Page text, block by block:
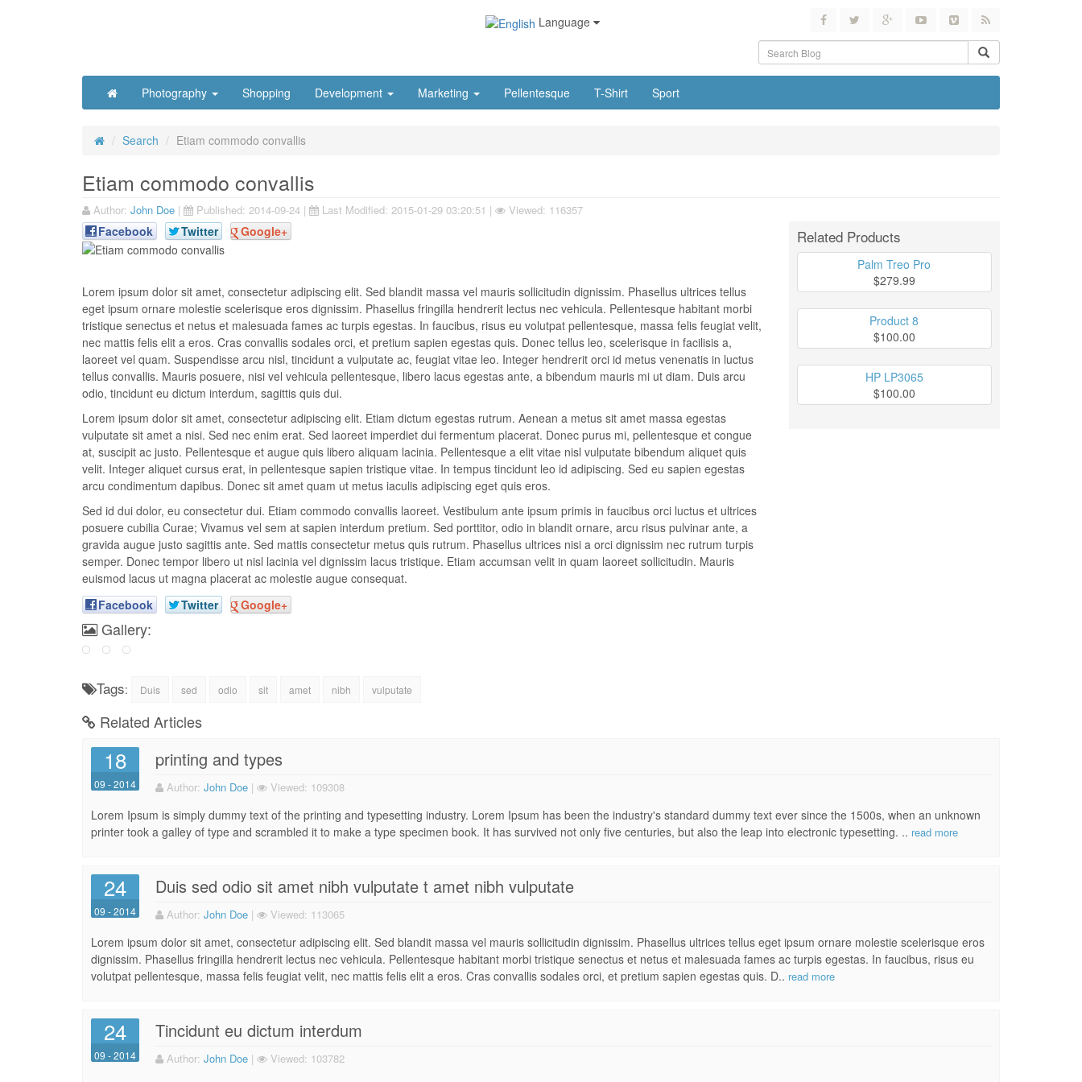
Language
Photography Shopping Development Marketing Pellentesque T-Shirt Sport
Search Etiam commodo convallis
Etiam commodo convallis
Author: John Doe | Published: 2014-09-24 | Last Modified: 2015-01-29 03:20:51 | Viewed: 116357
Facebook Twitter Google+
Lorem ipsum dolor sit amet, consectetur adipiscing elit. Sed blandit massa vel mauris sollicitudin dignissim. Phasellus ultrices tellus
eget ipsum ornare molestie scelerisque eros dignissim. Phasellus fringilla hendrerit lectus nec vehicula. Pellentesque habitant morbi
tristique senectus et netus et malesuada fames ac turpis egestas. In faucibus, risus eu volutpat pellentesque, massa felis feugiat velit,
nec mattis felis elit a eros. Cras convallis sodales orci, et pretium sapien egestas quis. Donec tellus leo, scelerisque in facilisis a,
laoreet vel quam. Suspendisse arcu nisl, tincidunt a vulputate ac, feugiat vitae leo. Integer hendrerit orci id metus venenatis in luctus
tellus convallis. Mauris posuere, nisi vel vehicula pellentesque, libero lacus egestas ante, a bibendum mauris mi ut diam. Duis arcu
odio, tincidunt eu dictum interdum, sagittis quis dui.
Lorem ipsum dolor sit amet, consectetur adipiscing elit. Etiam dictum egestas rutrum. Aenean a metus sit amet massa egestas
vulputate sit amet a nisi. Sed nec enim erat. Sed laoreet imperdiet dui fermentum placerat. Donec purus mi, pellentesque et congue
at, suscipit ac justo. Pellentesque et augue quis libero aliquam lacinia. Pellentesque a elit vitae nisl vulputate bibendum aliquet quis
velit. Integer aliquet cursus erat, in pellentesque sapien tristique vitae. In tempus tincidunt leo id adipiscing. Sed eu sapien egestas
arcu condimentum dapibus. Donec sit amet quam ut metus iaculis adipiscing eget quis eros.
Sed id dui dolor, eu consectetur dui. Etiam commodo convallis laoreet. Vestibulum ante ipsum primis in faucibus orci luctus et ultrices
posuere cubilia Curae; Vivamus vel sem at sapien interdum pretium. Sed porttitor, odio in blandit ornare, arcu risus pulvinar ante, a
gravida augue justo sagittis ante. Sed mattis consectetur metus quis rutrum. Phasellus ultrices nisi a orci dignissim nec rutrum turpis
semper. Donec tempor libero ut nisl lacinia vel dignissim lacus tristique. Etiam accumsan velit in quam laoreet sollicitudin. Mauris
euismod lacus ut magna placerat ac molestie augue consequat.
Facebook
Twitter Google+
Related Products
Palm Treo Pro
$279.99
Product 8
$100.00
HP LP3065
$100.00
Gallery:
Tags: Duis sed odio sit amet nibh vulputate
Related Articles
18
09 - 2014
printing and types
Author: John Doe | Viewed: 109308
Lorem Ipsum is simply dummy text of the printing and typesetting industry. Lorem Ipsum has been the industry's standard dummy text ever since the 1500s, when an unknown
printer took a galley of type and scrambled it to make a type specimen book. It has survived not only five centuries, but also the leap into electronic typesetting. .. read more
24
09 - 2014
Duis sed odio sit amet nibh vulputate t amet nibh vulputate
Author: John Doe | Viewed: 113065
Lorem ipsum dolor sit amet, consectetur adipiscing elit. Sed blandit massa vel mauris sollicitudin dignissim. Phasellus ultrices tellus eget ipsum ornare molestie scelerisque eros
dignissim. Phasellus fringilla hendrerit lectus nec vehicula. Pellentesque habitant morbi tristique senectus et netus et malesuada fames ac turpis egestas. In faucibus, risus eu
volutpat pellentesque, massa felis feugiat velit, nec mattis felis elit a eros. Cras convallis sodales orci, et pretium sapien egestas quis. D.. read more
24
09 - 2014
Tincidunt eu dictum interdum
Author: John Doe | Viewed: 103782